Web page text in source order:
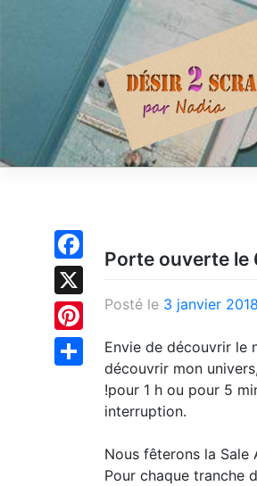
Porte ouverte le
Posté le 3 janvier 2018
Envie de découvrir le
découvrir mon
!pour 1 h ou pour 5
interruption.
Nous fêterons la Sale
Pour chaque tranche
Facebook
X
Pinterest
Partager